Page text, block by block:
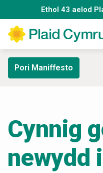
Ethol 43 aelod
Pori Maniffesto
Cynnig
newydd